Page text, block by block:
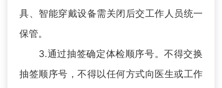
具、智能穿戴设备需关闭后交工作人员统一
保管。
3.通过抽签确定体检顺序号。不得交换
抽签顺序号，不得以任何方式向医生或工作